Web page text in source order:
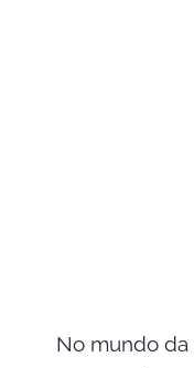
No mundo da